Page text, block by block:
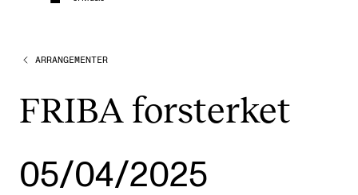
STUDIER
Bachelor
Doktorgrad
ARRANGEMENTER
FRIBA forsterket
05/04/2025